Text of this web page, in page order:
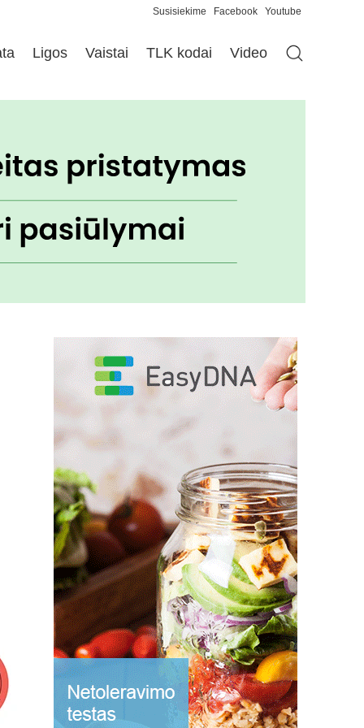
Susisiekime Facebook Youtube
Ligos Vaistai TLK kodai Video